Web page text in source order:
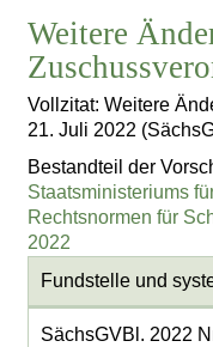
Weitere
Vollzitat: Weitere
21. Juli 2022
Bestandteil der
Staatsministeriums
Rechtsnormen für
2022
Fundstelle und
SächsGVBl. 2022